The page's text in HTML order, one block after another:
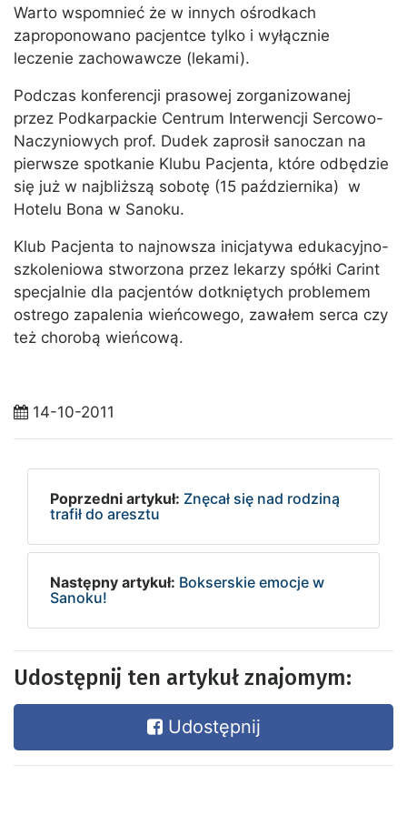
Warto wspomnieć że w innych ośrodkach
zaproponowano pacjentce tylko i wyłącznie
leczenie zachowawcze (lekami).
Podczas konferencji prasowej zorganizowanej
przez Podkarpackie Centrum Interwencji Sercowo-
Naczyniowych prof. Dudek zaprosił sanoczan na
pierwsze spotkanie Klubu Pacjenta, które odbędzie
się już w najbliższą sobotę (15 października) w
Hotelu Bona w Sanoku.
Klub Pacjenta to najnowsza inicjatywa edukacyjno-
szkoleniowa stworzona przez lekarzy spółki Carint
specjalnie dla pacjentów dotkniętych problemem
ostrego zapalenia wieńcowego, zawałem serca czy
też chorobą wieńcową.
14-10-2011
Poprzedni artykuł: Znęcał się nad rodziną
trafił do aresztu
Następny artykuł: Bokserskie emocje w
Sanoku!
Udostępnij ten artykuł znajomym:
Udostępnij